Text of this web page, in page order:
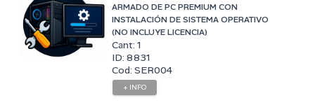
ARMADO DE PC PREMIUM CON
INSTALACIÓN DE SISTEMA OPERATIVO
(NO INCLUYE LICENCIA)
Cant: 1
ID: 8831
Cod: SER004
+ INFO